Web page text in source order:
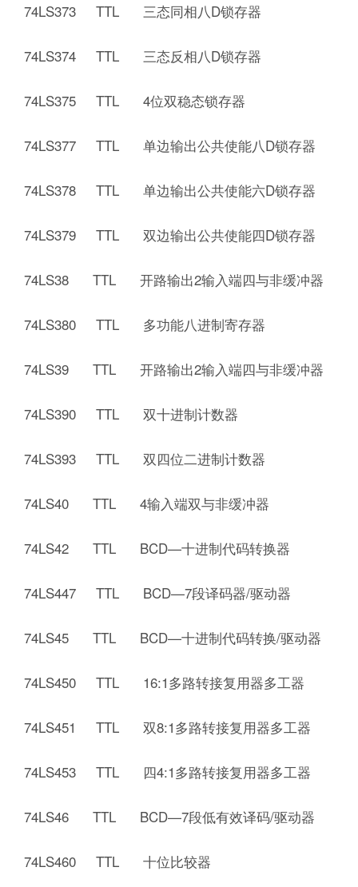
74LS373 TTL 三态同相八D锁存器
74LS374 TTL 三态反相八D锁存器
74LS375 TTL 4位双稳态锁存器
74LS377 TTL 单边输出公共使能八D锁存器
74LS378 TTL 单边输出公共使能六D锁存器
74LS379 TTL 双边输出公共使能四D锁存器
74LS38 TTL 开路输出2输入端四与非缓冲器
74LS380 TTL 多功能八进制寄存器
74LS39 TTL 开路输出2输入端四与非缓冲器
74LS390 TTL 双十进制计数器
74LS393 TTL 双四位二进制计数器
74LS40 TTL 4输入端双与非缓冲器
74LS42 TTL BCD—十进制代码转换器
74LS447 TTL BCD—7段译码器/驱动器
74LS45 TTL BCD—十进制代码转换/驱动器
74LS450 TTL 16:1多路转接复用器多工器
74LS451 TTL 双8:1多路转接复用器多工器
74LS453 TTL 四4:1多路转接复用器多工器
74LS46 TTL BCD—7段低有效译码/驱动器
74LS460 TTL 十位比较器